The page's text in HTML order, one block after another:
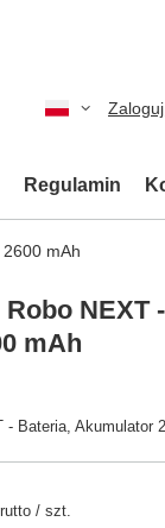
Regulamin
mAh
NEXT
mAh
- Bateria, Akumulator
/ szt.